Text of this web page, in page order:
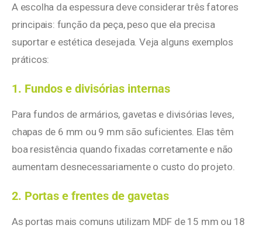
A escolha da espessura deve considerar três fatores
principais: função da peça, peso que ela precisa
suportar e estética desejada. Veja alguns exemplos
práticos:
1. Fundos e divisórias internas
Para fundos de armários, gavetas e divisórias leves,
chapas de 6 mm ou 9 mm são suficientes. Elas têm
boa resistência quando fixadas corretamente e não
aumentam desnecessariamente o custo do projeto.
2. Portas e frentes de gavetas
As portas mais comuns utilizam MDF de 15 mm ou 18